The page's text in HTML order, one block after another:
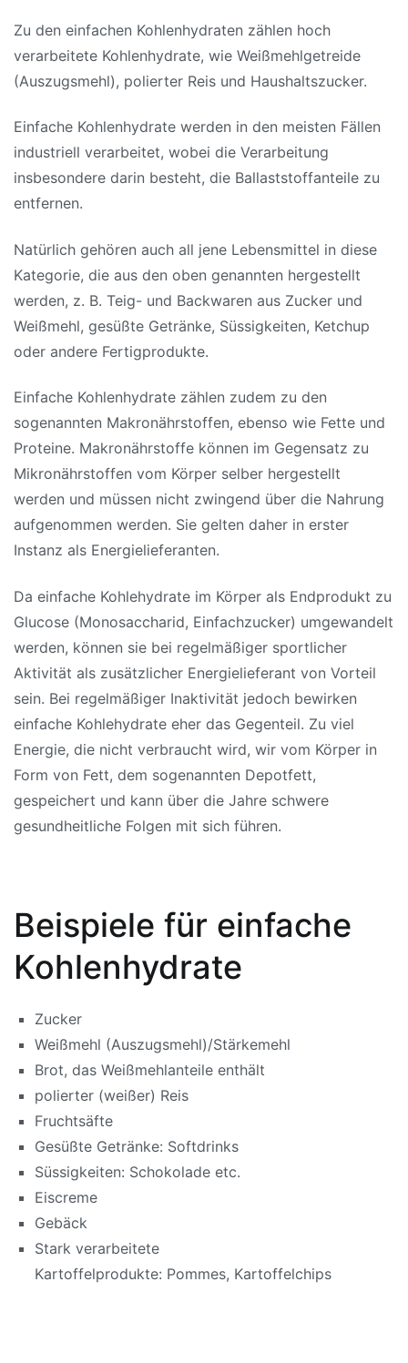
Zu den einfachen Kohlenhydraten zählen hoch
verarbeitete Kohlenhydrate, wie Weißmehlgetreide
(Auszugsmehl), polierter Reis und Haushaltszucker.
Einfache Kohlenhydrate werden in den meisten Fällen
industriell verarbeitet, wobei die Verarbeitung
insbesondere darin besteht, die Ballaststoffanteile zu
entfernen.
Natürlich gehören auch all jene Lebensmittel in diese
Kategorie, die aus den oben genannten hergestellt
werden, z. B. Teig- und Backwaren aus Zucker und
Weißmehl, gesüßte Getränke, Süssigkeiten, Ketchup
oder andere Fertigprodukte.
Einfache Kohlenhydrate zählen zudem zu den
sogenannten Makronährstoffen, ebenso wie Fette und
Proteine. Makronährstoffe können im Gegensatz zu
Mikronährstoffen vom Körper selber hergestellt
werden und müssen nicht zwingend über die Nahrung
aufgenommen werden. Sie gelten daher in erster
Instanz als Energielieferanten.
Da einfache Kohlehydrate im Körper als Endprodukt zu
Glucose (Monosaccharid, Einfachzucker) umgewandelt
werden, können sie bei regelmäßiger sportlicher
Aktivität als zusätzlicher Energielieferant von Vorteil
sein. Bei regelmäßiger Inaktivität jedoch bewirken
einfache Kohlehydrate eher das Gegenteil. Zu viel
Energie, die nicht verbraucht wird, wir vom Körper in
Form von Fett, dem sogenannten Depotfett,
gespeichert und kann über die Jahre schwere
gesundheitliche Folgen mit sich führen.
Beispiele für einfache
Kohlenhydrate
Zucker
Weißmehl (Auszugsmehl)/Stärkemehl
Brot, das Weißmehlanteile enthält
polierter (weißer) Reis
Fruchtsäfte
Gesüßte Getränke: Softdrinks
Süssigkeiten: Schokolade etc.
Eiscreme
Gebäck
Stark verarbeitete
Kartoffelprodukte: Pommes, Kartoffelchips